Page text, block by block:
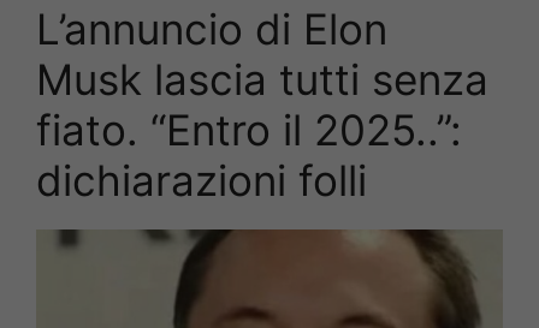
L’annuncio di Elon
Musk lascia tutti senza
fiato. “Entro il 2025..”:
dichiarazioni folli